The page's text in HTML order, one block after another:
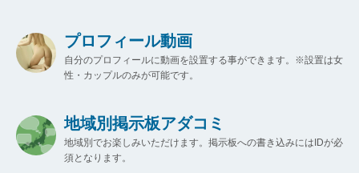
プロフィール動画
自分のプロフィールに動画を設置する事ができます。※設置は女
性・カップルのみが可能です。
地域別掲示板アダコミ
地域別でお楽しみいただけます。掲示板への書き込みにはIDが必
須となります。